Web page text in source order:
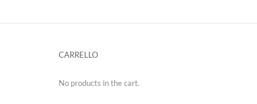
CARRELLO
No products in the cart.